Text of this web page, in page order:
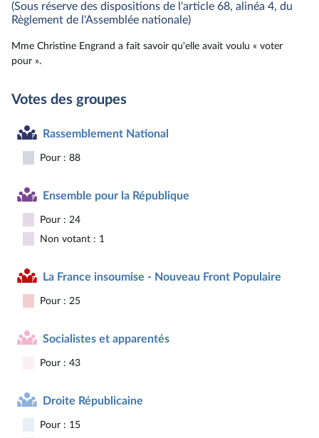
(Sous réserve des dispositions de l'article 68, alinéa 4, du
Règlement de l'Assemblée nationale)
Mme Christine Engrand a fait savoir qu'elle avait voulu « voter
pour ».
Votes des groupes
Rassemblement National
Pour : 88
Ensemble pour la République
Pour : 24
Non votant : 1
La France insoumise - Nouveau Front Populaire
Pour : 25
Socialistes et apparentés
Pour : 43
Droite Républicaine
Pour : 15